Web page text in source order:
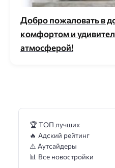
Добро пожаловать в
комфортом и
атмосферой!
🏆 ТОП лучших
🔥 Адский рейтинг
⚠️ Аутсайдеры
📊 Все новостройки